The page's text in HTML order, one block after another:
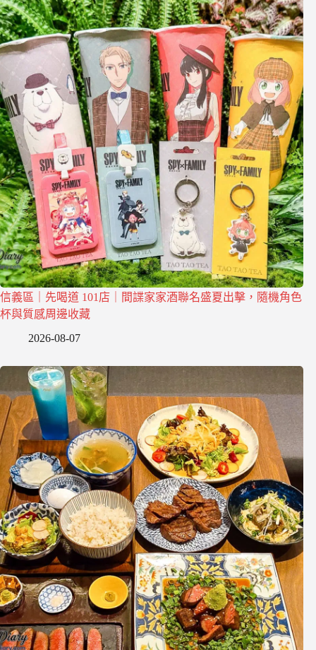
信義區｜先喝道 101店｜間諜家家酒聯名盛夏出擊，隨機角色
杯與質感周邊收藏
2026-08-07